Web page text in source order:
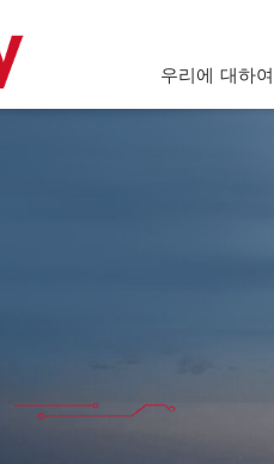
우리에 대하여